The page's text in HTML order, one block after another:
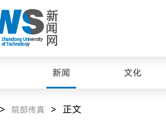
新闻 文化
> 院部传真 > 正文